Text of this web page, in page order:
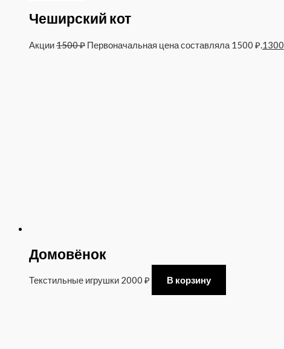
Чеширский кот
Акции1500₽ Первоначальная цена составляла 1500 ₽.1300
Домовёнок
Текстильные игрушки 2000 ₽ В корзину